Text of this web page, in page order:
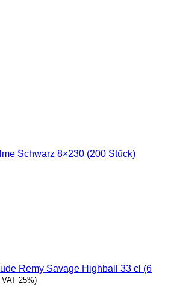
Schwarz 8×230 (200 Stück)
Remy Savage Highball 33 cl (6
25%)